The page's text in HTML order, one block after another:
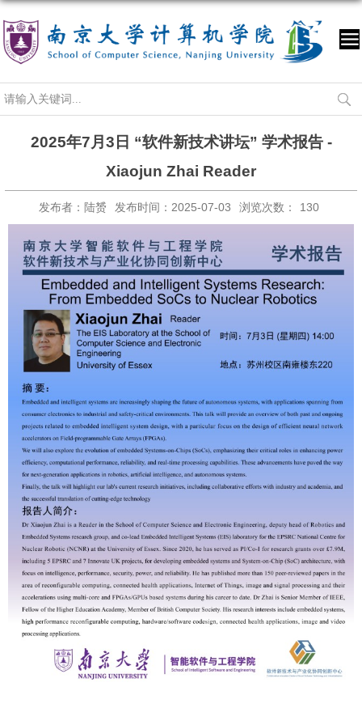
2025年7月3日 “软件新技术讲坛” 学术报告 -
Xiaojun Zhai Reader
发布者：陆赟 发布时间：2025-07-03 浏览次数： 130